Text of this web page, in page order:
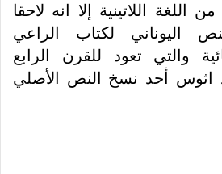
اللغة اللاتينية إلا انه لاحقا
اليوناني لكتاب الراعي
والتي تعود للقرن الرابع
اثوس أحد نسخ النص الأصلي